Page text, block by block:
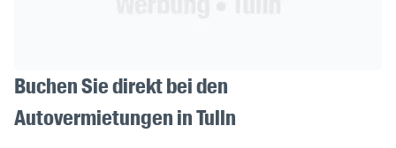
Buchen Sie direkt bei den
Autovermietungen in Tulln